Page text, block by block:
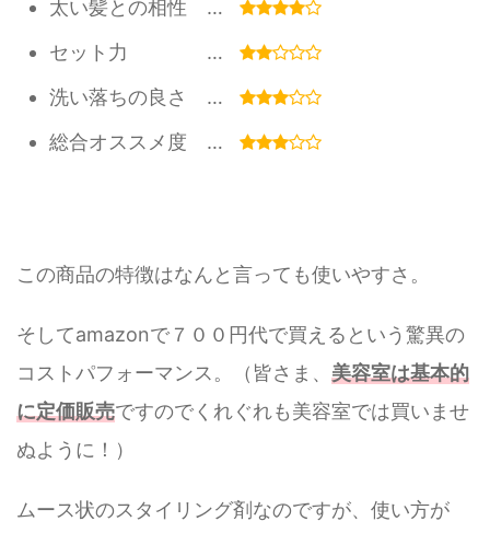
太い髪との相性 …
セット力 …
洗い落ちの良さ …
総合オススメ度 …
この商品の特徴はなんと言っても使いやすさ。
そしてamazonで７００円代で買えるという驚異の
コストパフォーマンス。（皆さま、 美容室は基本的
に定価販売ですのでくれぐれも美容室では買いませ
ぬように！）
ムース状のスタイリング剤なのですが、使い方が